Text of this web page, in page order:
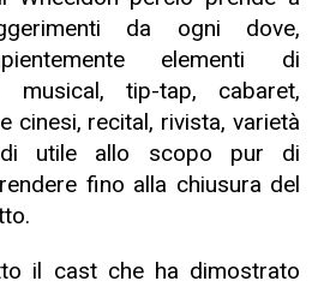
da ogni dove,
elementi di
musical, tip-tap, cabaret,
cinesi, recital, rivista, varietà
utile allo scopo pur di
fino alla chiusura del
il cast che ha dimostrato